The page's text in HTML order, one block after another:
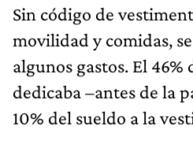
Sin código de
movilidad y comidas,
algunos gastos. El
dedicaba –antes de la
10% del sueldo a la